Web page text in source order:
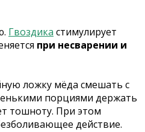
Гвоздика стимулирует
при несварении и
ложку мёда смешать с
порциями держать
тошноту. При этом
действие.